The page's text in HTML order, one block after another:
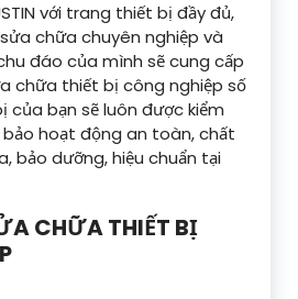
với trang thiết bị đầy đủ,
chữa chuyên nghiệp và
đáo của mình sẽ cung cấp
chữa thiết bị công nghiệp số
của bạn sẽ luôn được kiểm
hoạt động an toàn, chất
bảo dưỡng, hiệu chuẩn tại
CHỮA THIẾT BỊ